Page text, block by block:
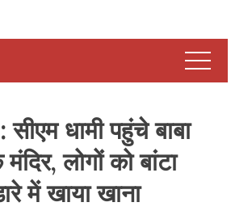
सीएम धामी पहुंचे बाबा
लोगों को बांटा
में खाया खाना